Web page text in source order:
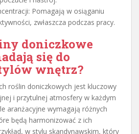
Pomagają w osiąganiu
zwłaszcza podczas pracy.
doniczkowe
się do
wnętrz?
roślin doniczkowych jest kluczowy
i przytulnej atmosfery w każdym
aranżacyjne wymagają różnych
będą harmonizować z ich
w stylu skandynawskim, który